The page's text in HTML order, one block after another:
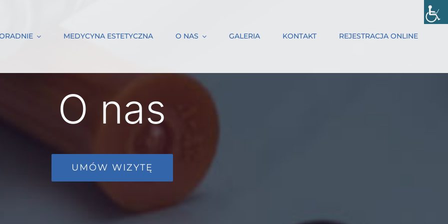
MEDYCYNA ESTETYCZNA O NAS GALERIA KONTAKT REJESTRACJA ONLINE
O nas
UMÓW WIZYTĘ